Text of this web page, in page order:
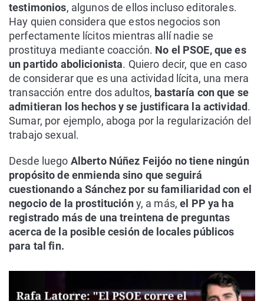
testimonios, algunos de ellos incluso editorales.
Hay quien considera que estos negocios son
perfectamente lícitos mientras allí nadie se
prostituya mediante coacción. No el PSOE, que es
un partido abolicionista. Quiero decir, que en caso
de considerar que es una actividad lícita, una mera
transacción entre dos adultos, bastaría con que se
admitieran los hechos y se justificara la actividad.
Sumar, por ejemplo, aboga por la regularización del
trabajo sexual.
Desde luego Alberto Núñez Feijóo no tiene ningún
propósito de enmienda sino que seguirá
cuestionando a Sánchez por su familiaridad con el
negocio de la prostitucióny, a más,el PP ya ha
registrado más de una treintena de preguntas
acerca de la posible cesión de locales públicos
para tal fin.